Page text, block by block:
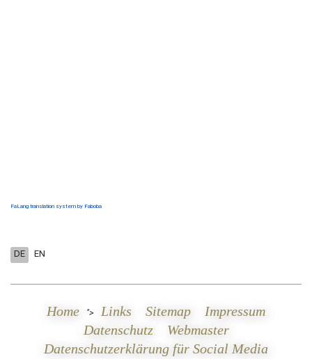
FaLang translation system by Faboba
DE EN
Home "> Links Sitemap
Impressum
Datenschutz
Webmaster
Datenschutzerklärung für Social Media